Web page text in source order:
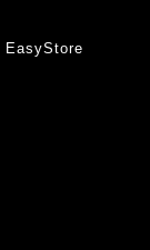
EasyStore